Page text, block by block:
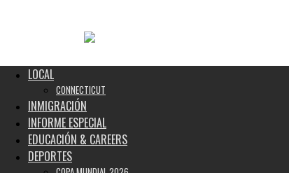
LOCAL
CONNECTICUT
INMIGRACIÓN
INFORME ESPECIAL
EDUCACIÓN & CAREERS
DEPORTES